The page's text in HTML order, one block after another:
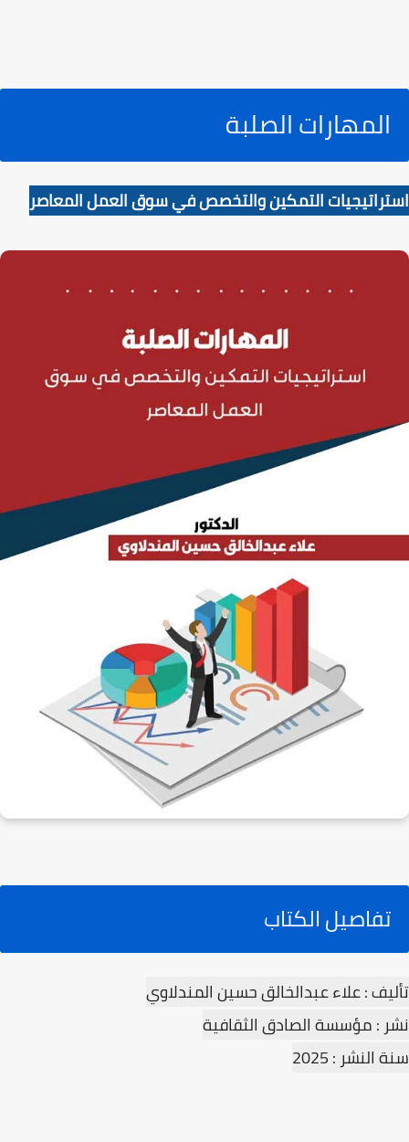
المهارات الصلبة
استراتيجيات التمكين والتخصص في سوق العمل المعاصر
تفاصيل الكتاب
تأليف : علاء عبدالخالق حسين المندلاوي
نشر : مؤسسة الصادق الثقافية
سنة النشر : 2025